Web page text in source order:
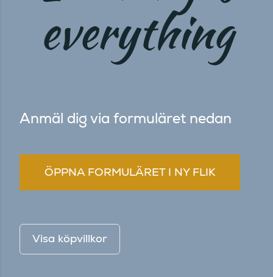
everything
Anmäl dig via formuläret nedan
ÖPPNA FORMULÄRET I NY FLIK
Visa köpvillkor